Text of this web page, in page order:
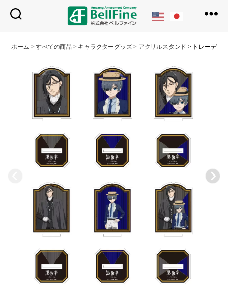
フ
ン
ホーム >すべての商品 > キャラクターグッズ> アクリルスタンド > トレーディ